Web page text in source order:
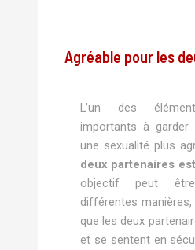
Agréable pour les
L’un des
importants à garder
une sexualité plus
deux partenaires
objectif peut
différentes manières,
que les deux
et se sentent en